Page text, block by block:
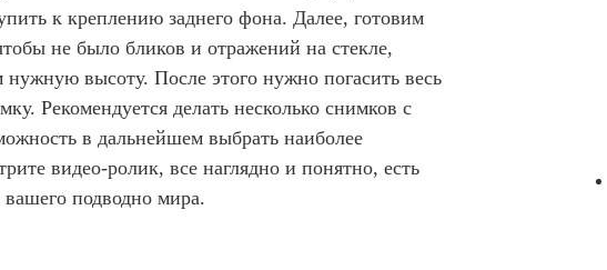
к креплению заднего фона. Далее, готовим
не было бликов и отражений на стекле,
высоту. После этого нужно погасить весь
Рекомендуется делать несколько снимков с
в дальнейшем выбрать наиболее
видео-ролик, все наглядно и понятно, есть
подводно мира.